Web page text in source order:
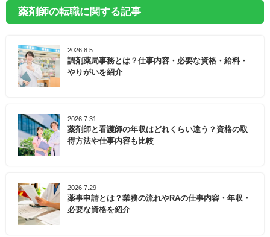
薬剤師の転職に関する記事
2026.8.5
調剤薬局事務とは？仕事内容・必要な資格・給料・
やりがいを紹介
2026.7.31
薬剤師と看護師の年収はどれくらい違う？資格の取
得方法や仕事内容も比較
2026.7.29
薬事申請とは？業務の流れやRAの仕事内容・年収・
必要な資格を紹介